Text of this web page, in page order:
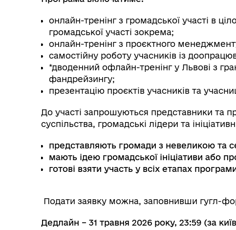
онлайн-тренінг з громадської участі в
громадської участі зокрема;
онлайн-тренінг з проєктного
самостійну роботу учасників із
*дводенний офлайн-тренінг у Львові з
фандрейзингу;
презентацію проєктів учасників та
До участі запрошуються представники та
суспільства, громадські лідери та
представляють громади з невеликою та
мають ідею громадської ініціативи або
готові взяти участь у всіх етапах
Подати заявку можна, заповнивши гугл-
Дедлайн – 31 травня 2026 року, 23:59 (за